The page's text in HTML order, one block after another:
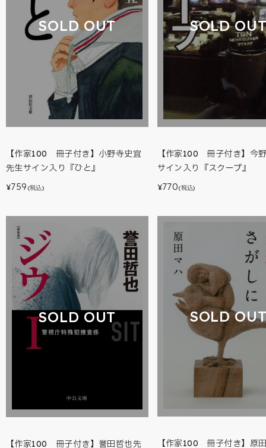
SOLD OUT
【作家100 冊子付き】小野寺史宜
先生サイン入り『ひと』
¥759 (税込)
SOLD
【作家100 冊子付き】今
サイン入り『スクープ』
¥770(税込)
SOLD OUT
【作家100 冊子付き】誉田哲也先
SOLD
【作家100 冊子付き】原